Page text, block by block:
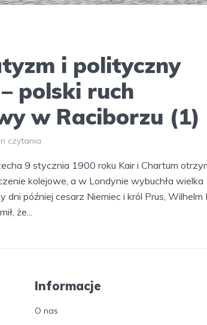
i polityczny
polski ruch
w Raciborzu (1)
czytania
9 stycznia 1900 roku Kair i Chartum
kolejowe, a w Londynie wybuchła wielka
dni później cesarz Niemiec i król Prus, Wilhelm
że...
Informacje
O nas